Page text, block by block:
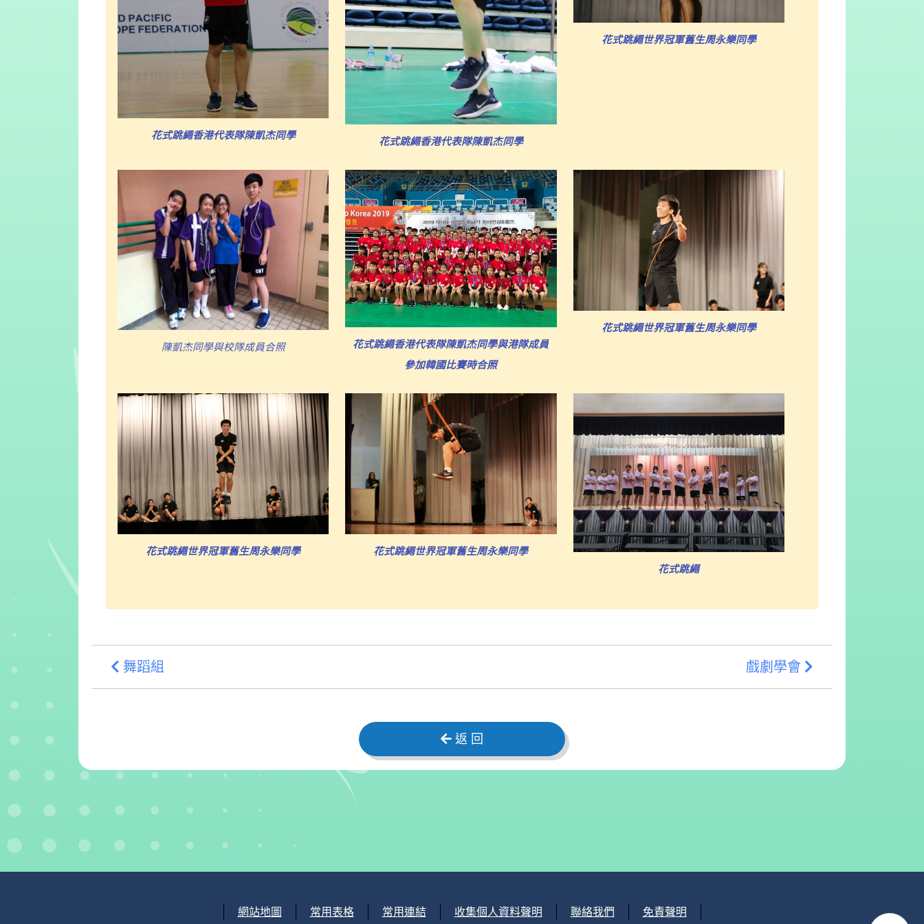
花式跳繩香港代表隊陳凱杰同學
花式跳繩香港代表隊陳凱杰同學
花式跳繩世界冠軍舊生周永樂同學
陳凱杰同學與校隊成員合照
花式跳繩香港代表隊陳凱杰同學與港隊成員
參加韓國比賽時合照
花式跳繩世界冠軍舊生周永樂同學
花式跳繩世界冠軍舊生周永樂同學
花式跳繩世界冠軍舊生周永樂同學
花式跳繩
舞蹈組 戲劇學會
返 回
網站地圖 常用表格 常用連結 收集個人資料聲明 聯絡我們 免責聲明